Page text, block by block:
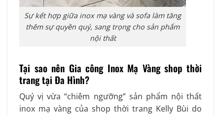
Sự kết hợp giữa inox mạ vàng và sofa làm tăng
thêm sự quyền quý, sang trọng cho sản phẩm
nội thất
Tại sao nên Gia công Inox Mạ Vàng shop thời
trang tại Đa Hình?
Quý vị vừa “chiêm ngưỡng” sản phẩm nội thất
inox mạ vàng của shop thời trang Kelly Bùi do